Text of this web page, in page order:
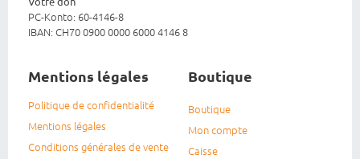
PC-Konto: 60-4146-8
IBAN: CH70 0900 0000 6000 4146 8
Mentions légales
Politique de confidentialité
Mentions légales
Conditions générales de vente
Boutique
Boutique
Mon compte
Caisse